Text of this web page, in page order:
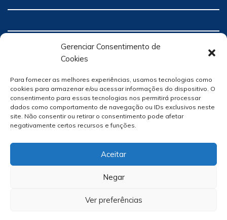
Gerenciar Consentimento de
Cookies
Para fornecer as melhores experiências, usamos tecnologias como
cookies para armazenar e/ou acessar informações do dispositivo. O
consentimento para essas tecnologias nos permitirá processar
dados como comportamento de navegação ou IDs exclusivos neste
site. Não consentir ou retirar o consentimento pode afetar
negativamente certos recursos e funções.
Aceitar
Negar
Ver preferências